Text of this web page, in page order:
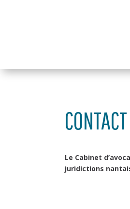
Le Cabinet
juridictions